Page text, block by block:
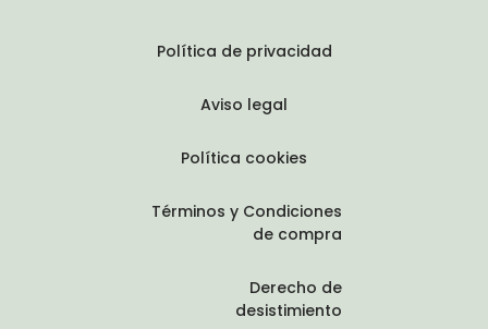
Política de privacidad
Aviso legal
Política cookies
Términos y Condiciones
de compra
Derecho de
desistimiento